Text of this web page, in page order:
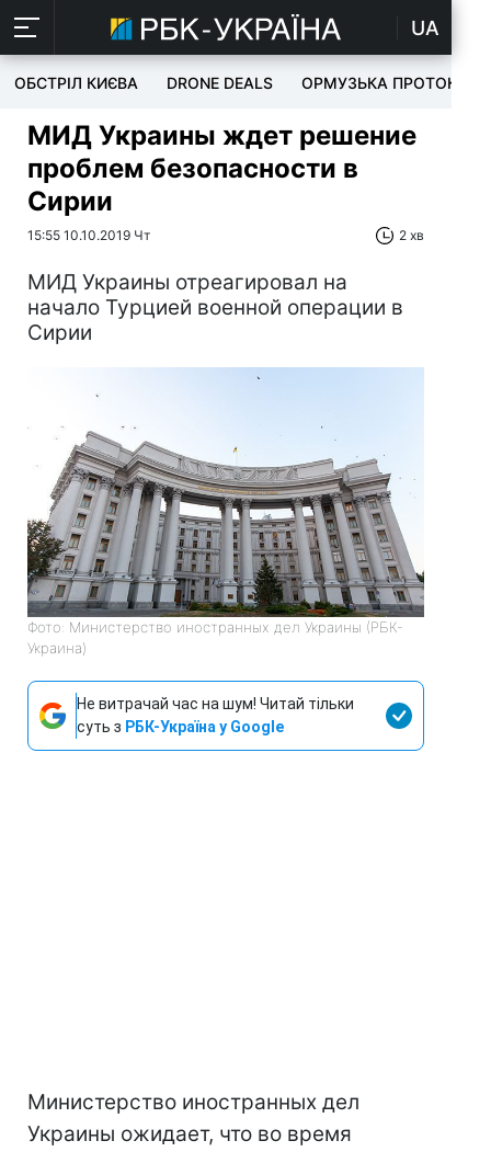
UA
ОБСТРІЛ КИЄВА DRONE DEALS ОРМУЗЬКА ПРОТОКА
МИД Украины ждет решение
проблем безопасности в
Сирии
15:55 10.10.2019 Чт 2 хв
МИД Украины отреагировал на
начало Турцией военной операции в
Сирии
Фото: Министерство иностранных дел Украины (РБК-
Украина)
Не витрачай час на шум! Читай тільки
суть з РБК-Україна у Google
Министерство иностранных дел
Украины ожидает, что во время